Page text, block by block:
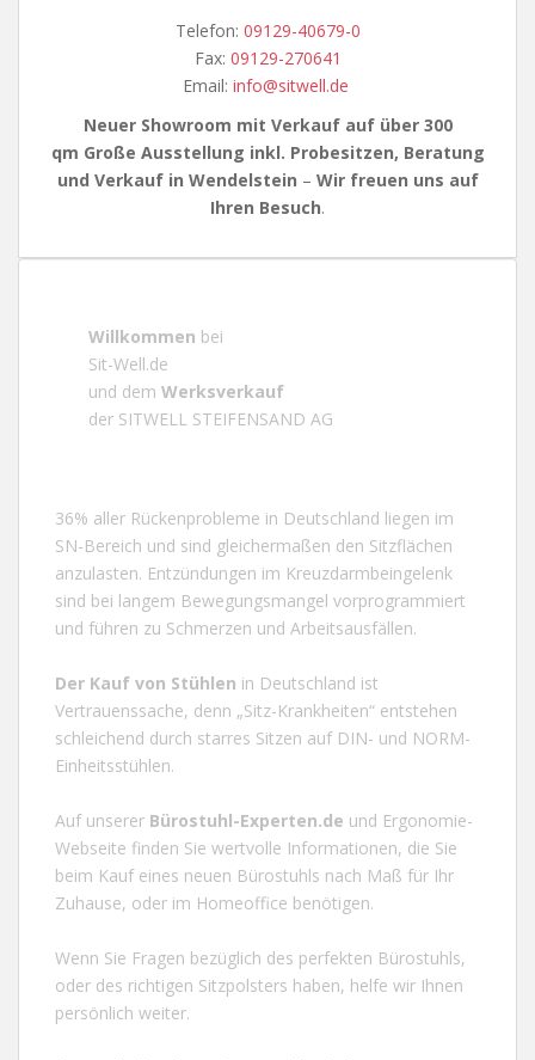
Telefon: 09129-40679-0
Fax: 09129-270641
Email: info@sitwell.de
Neuer Showroom mit Verkauf auf über 300
qm Große Ausstellung inkl. Probesitzen, Beratung
und Verkauf in Wendelstein – Wir freuen uns auf
Ihren Besuch.
Willkommen bei
Sit-Well.de
und dem Werksverkauf
der SITWELL STEIFENSAND AG
36% aller Rückenprobleme in Deutschland liegen im
SN-Bereich und sind gleichermaßen den Sitzflächen
anzulasten. Entzündungen im Kreuzdarmbeingelenk
sind bei langem Bewegungsmangel vorprogrammiert
und führen zu Schmerzen und Arbeitsausfällen.
Der Kauf von Stühlen in Deutschland ist
Vertrauenssache, denn „Sitz-Krankheiten“ entstehen
schleichend durch starres Sitzen auf DIN- und NORM-
Einheitsstühlen.
Auf unserer Bürostuhl-Experten.de und Ergonomie-
Webseite finden Sie wertvolle Informationen, die Sie
beim Kauf eines neuen Bürostuhls nach Maß für Ihr
Zuhause, oder im Homeoffice benötigen.
Wenn Sie Fragen bezüglich des perfekten Bürostuhls,
oder des richtigen Sitzpolsters haben, helfe wir Ihnen
persönlich weiter.